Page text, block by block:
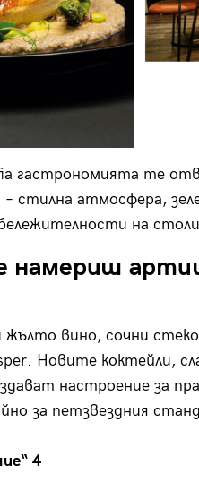
гастрономията те
стилна атмосфера,
на
жълто вино, сочни
Новите коктейли,
настроение за
за петзвездния
4